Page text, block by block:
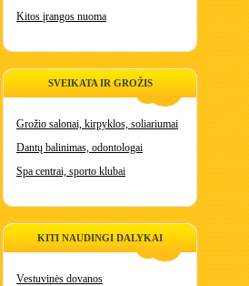
Kitos įrangos nuoma
SVEIKATA IR GROŽIS
Grožio salonai, kirpyklos, soliariumai
Dantų balinimas, odontologai
Spa centrai, sporto klubai
KITI NAUDINGI DALYKAI
Vestuvinės dovanos